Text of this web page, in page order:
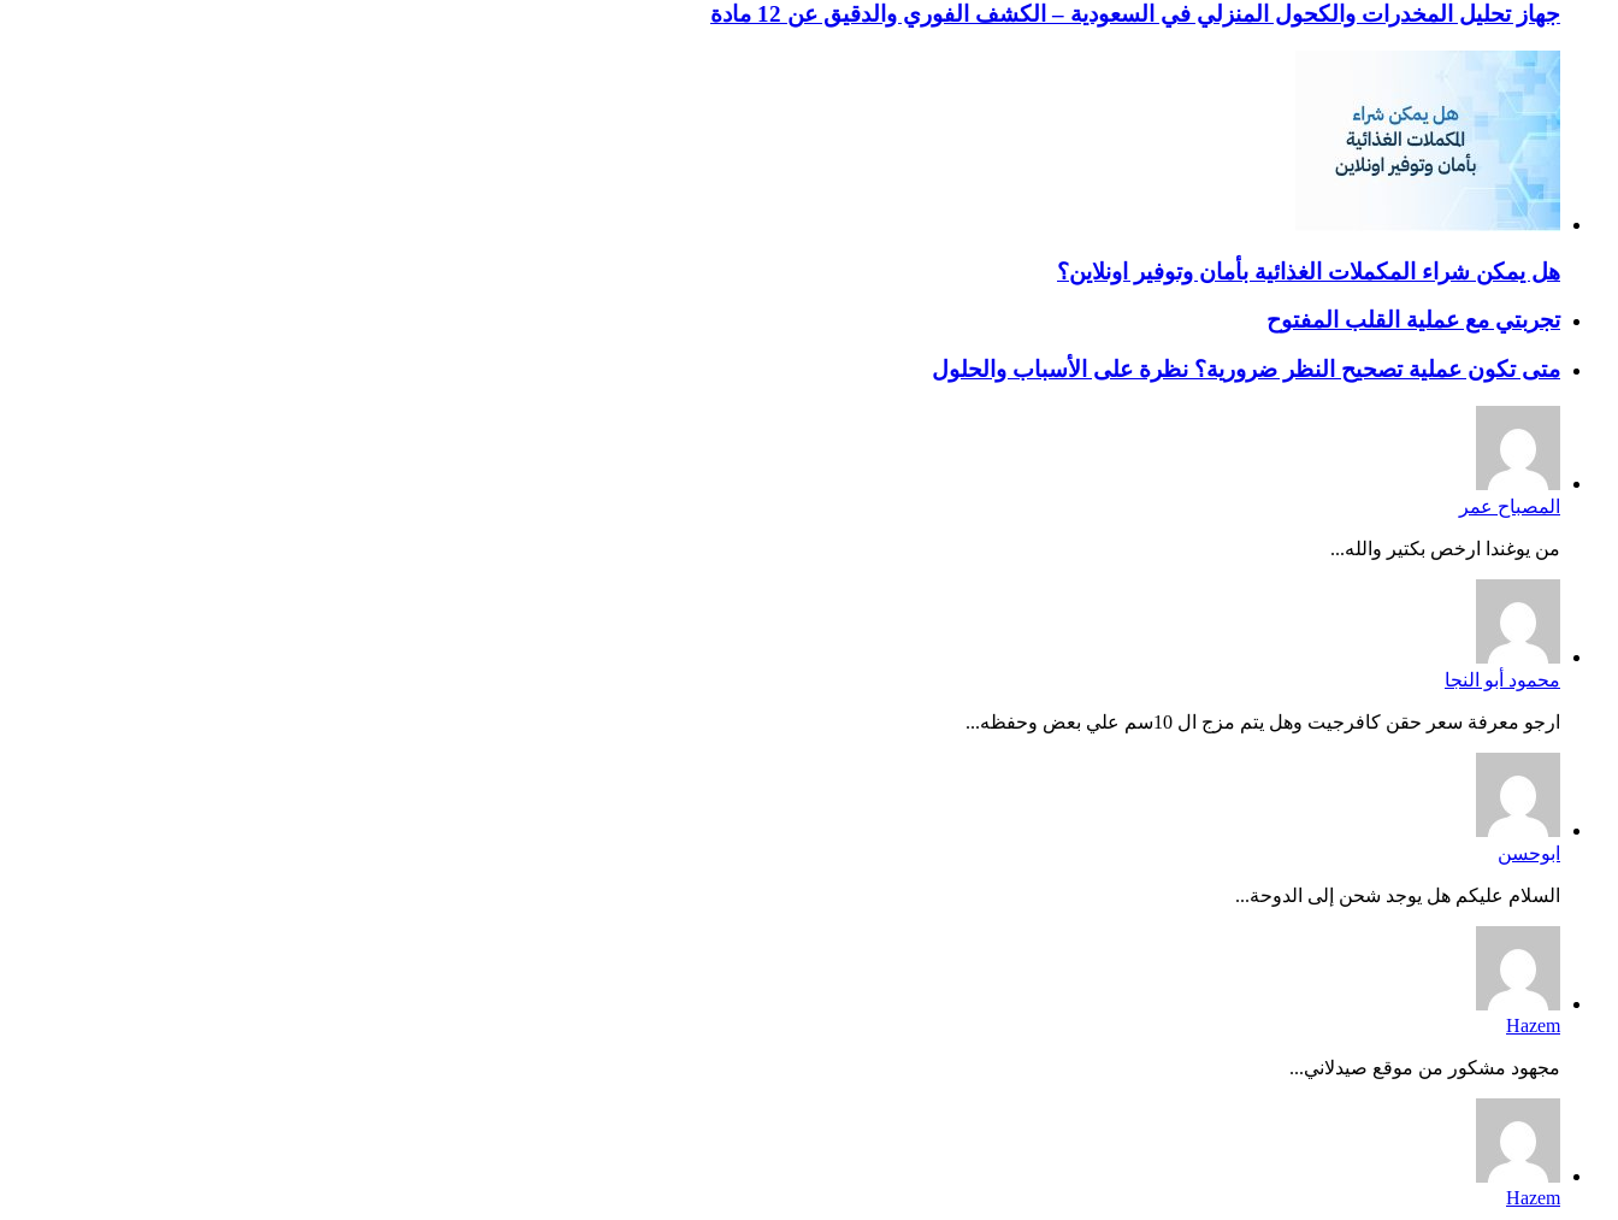
جهاز تحليل المخدرات والكحول المنزلي في السعودية – الكشف الفوري والدقيق عن 12 مادة
هل يمكن شراء المكملات الغذائية بأمان وتوفير اونلاين؟
تجربتي مع عملية القلب المفتوح
متى تكون عملية تصحيح النظر ضرورية؟ نظرة على الأسباب والحلول
المصباح عمر
من يوغندا ارخص بكتير والله...
محمود أبو النجا
ارجو معرفة سعر حقن كافرجيت وهل يتم مزج ال 10سم علي بعض وحفظه...
ابوحسن
السلام عليكم هل يوجد شحن إلى الدوحة...
Hazem
مجهود مشكور من موقع صيدلاني...
Hazem